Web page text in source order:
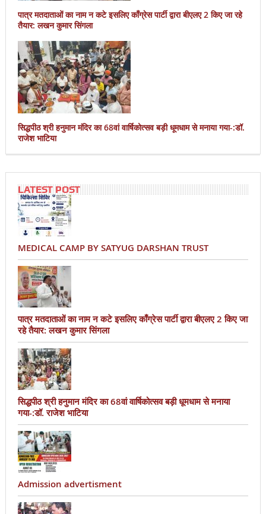
पात्र मतदाताओं का नाम न कटे इसलिए काँग्रेस पार्टी द्वारा बीएलए 2 किए जा रहे
तैयार: लखन कुमार सिंगला
सिद्धपीठ श्री हनुमान मंदिर का 68वां वार्षिकोत्सव बड़ी धूमधाम से मनाया गया-:डॉ.
राजेश भाटिया
LATEST POST
MEDICAL CAMP BY SATYUG DARSHAN TRUST
पात्र मतदाताओं का नाम न कटे इसलिए काँग्रेस पार्टी द्वारा बीएलए 2 किए जा
रहे तैयार: लखन कुमार सिंगला
सिद्धपीठ श्री हनुमान मंदिर का 68वां वार्षिकोत्सव बड़ी धूमधाम से मनाया
गया-:डॉ. राजेश भाटिया
Admission advertisment